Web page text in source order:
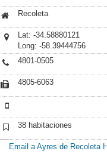
Recoleta
Lat: -34.58880121
Long: -58.39444756
4801-0505
4805-6063
38 habitaciones
Email a Ayres de Recoleta